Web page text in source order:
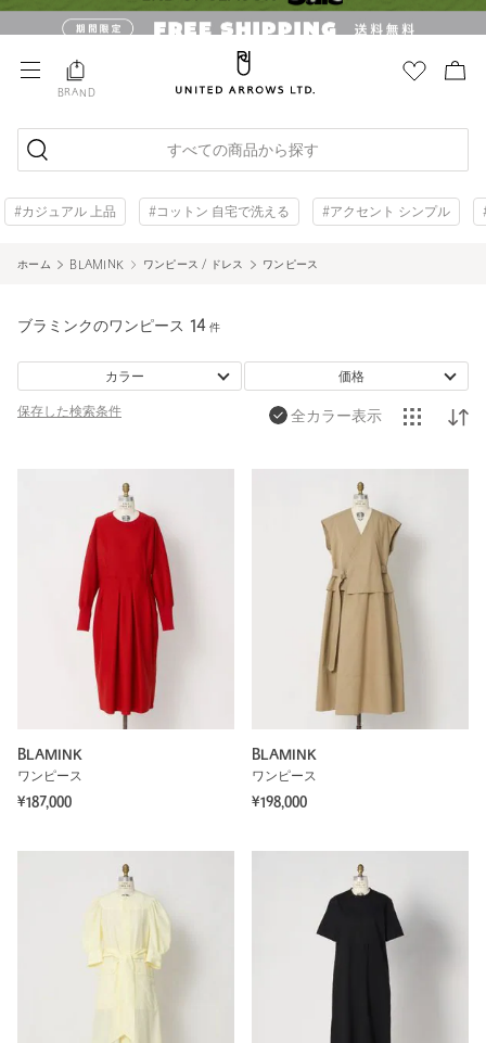
BRAND
すべての商品から探す
#カジュアル 上品 #コットン 自宅で洗える #アクセント シンプル
ホーム BLAMINK ワンピース / ドレス ワンピース
ブラミンクのワンピース 14 件
カラー 価格
保存した検索条件 全カラー表示
BLAMINK
ワンピース
¥187,000
BLAMINK
ワンピース
¥198,000